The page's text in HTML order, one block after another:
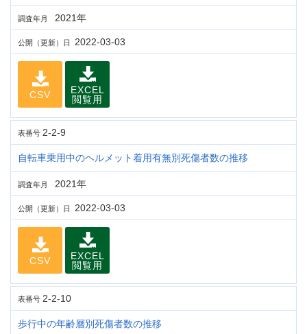
調査年月 2021年
公開（更新）日 2022-03-03
CSV
EXCEL
閲覧用
表番号 2-2-9
自転車乗用中のヘルメット着用有無別死傷者数の推移
調査年月 2021年
公開（更新）日 2022-03-03
CSV
EXCEL
閲覧用
表番号 2-2-10
歩行中の年齢層別死傷者数の推移